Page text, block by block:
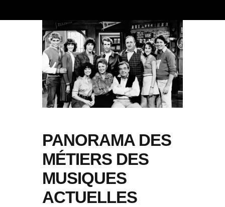
PANORAMA DES
MÉTIERS DES
MUSIQUES
ACTUELLES